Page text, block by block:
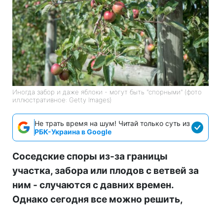
Иногда забор и даже яблоки - могут быть "спорными" (фото
иллюстративное: Getty Images)
Не трать время на шум! Читай только суть из
РБК-Украина в Google
Соседские споры из-за границы
участка, забора или плодов с ветвей за
ним - случаются с давних времен.
Однако сегодня все можно решить,